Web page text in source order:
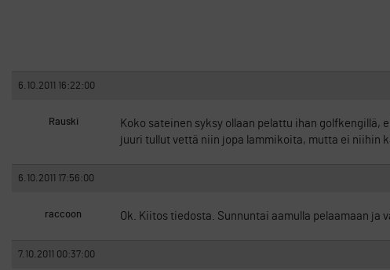
6.10.2011 16:22:00
Rauski
Koko sateinen syksy ollaan pelattu ihan
juuri tullut vettä niin jopa lammikoita, mutta ei niihin
6.10.2011 17:56:00
raccoon Ok. Kiitos tiedosta. Sunnuntai aamulla pelaamaan ja
7.10.2011 00:37:00